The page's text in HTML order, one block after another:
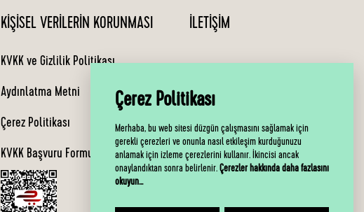
KIŞISEL VERILERIN KORUNMASI
KVKK ve Gizlilik Politikası
Aydınlatma Metni
Çerez Politikası
KVKK Başvuru Formu
İLETIŞIM
10:00-19:00 saatleri arasında
iletişime geçebilirsiniz.
0850 460 76 76
Çerez Politikası
Merhaba, bu web sitesi düzgün çalışmasını sağlamak için
gerekli çerezleri ve onunla nasıl etkileşim kurduğunuzu
anlamak için izleme çerezlerini kullanır. İkincisi ancak
onaylandıktan sonra belirlenir.Çerezler hakkında daha fazlasını
okuyun...